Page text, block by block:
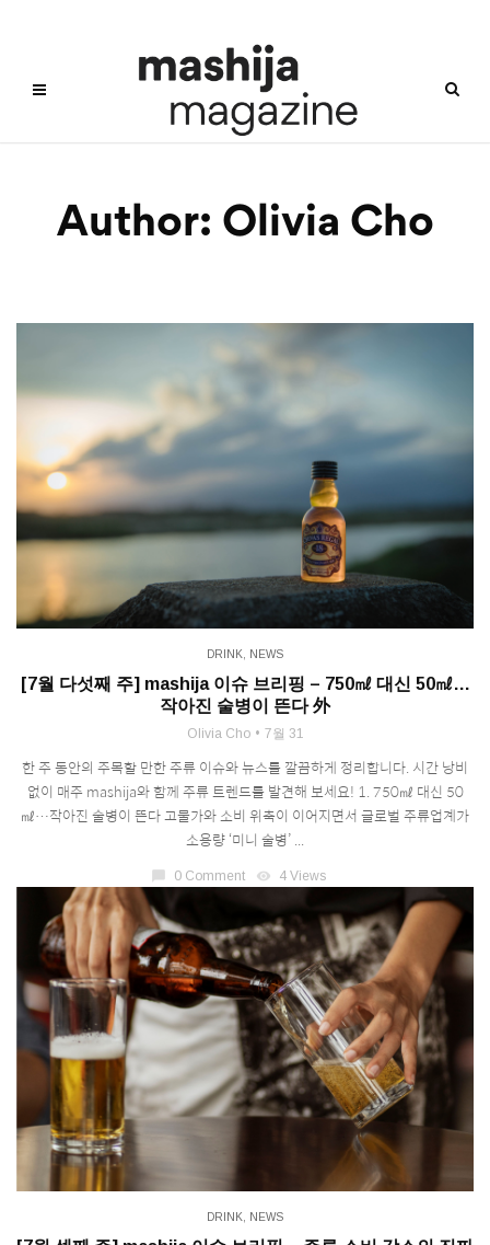
Author: Olivia Cho
DRINK NEWS
[7월 다섯째 주] mashija 이슈 브리핑 – 750㎖ 대신 50㎖…
작아진 술병이 뜬다 外
Olivia Cho 7월 31
한 주 동안의 주목할 만한 주류 이슈와 뉴스를 깔끔하게 정리합니다. 시간 낭비
없이 매주 mashija와 함께 주류 트렌드를 발견해 보세요! 1. 750㎖ 대신 50
㎖…작아진 술병이 뜬다 고물가와 소비 위축이 이어지면서 글로벌 주류업계가
소용량 ‘미니 술병’ ...
0 Comment visibility 4 Views
DRINK, NEWS